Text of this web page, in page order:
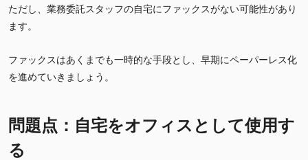
ただし、業務委託スタッフの自宅にファックスがない可能性があり
ます。
ファックスはあくまでも一時的な手段とし、早期にペーパーレス化
を進めていきましょう。
問題点：自宅をオフィスとして使用す
る